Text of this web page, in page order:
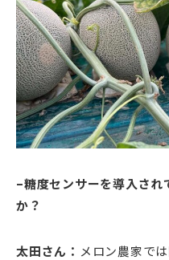
–糖度センサーを導入さ
か？
太田さん： メロン農家で